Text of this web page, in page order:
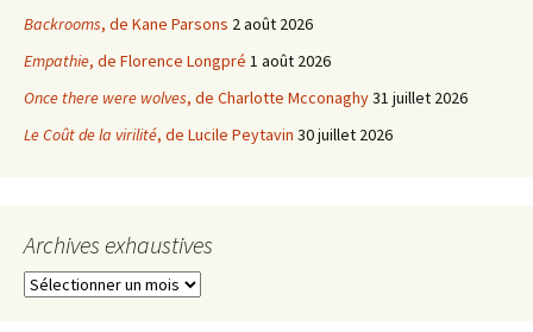
Backrooms, de Kane Parsons 2 août 2026
Empathie, de Florence Longpré 1 août 2026
Once there were wolves, de Charlotte Mcconaghy31 juillet 2026
Le Coût de la virilité, de Lucile Peytavin 30 juillet 2026
Archives exhaustives
Archives